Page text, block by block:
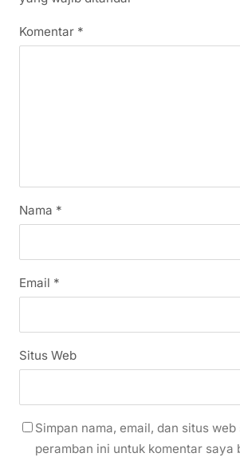
Komentar *
Nama *
Email *
Situs Web
Simpan nama, email, dan situs web
peramban ini untuk komentar saya